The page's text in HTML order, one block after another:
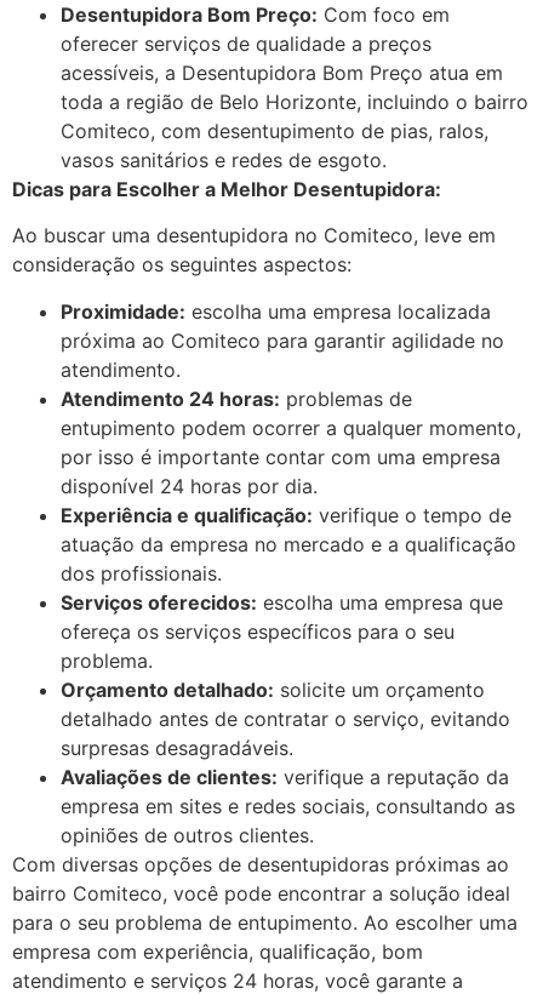
Desentupidora Bom Preço: Com foco em
oferecer serviços de qualidade a preços
acessíveis, a Desentupidora Bom Preço atua em
toda a região de Belo Horizonte, incluindo o bairro
Comiteco, com desentupimento de pias, ralos,
vasos sanitários e redes de esgoto.
Dicas para Escolher a Melhor Desentupidora:
Ao buscar uma desentupidora no Comiteco, leve em
consideração os seguintes aspectos:
Proximidade: escolha uma empresa localizada
próxima ao Comiteco para garantir agilidade no
atendimento.
Atendimento 24 horas: problemas de
entupimento podem ocorrer a qualquer momento,
por isso é importante contar com uma empresa
disponível 24 horas por dia.
Experiência e qualificação: verifique o tempo de
atuação da empresa no mercado e a qualificação
dos profissionais.
Serviços oferecidos: escolha uma empresa que
ofereça os serviços específicos para o seu
problema.
Orçamento detalhado: solicite um orçamento
detalhado antes de contratar o serviço, evitando
surpresas desagradáveis.
Avaliações de clientes: verifique a reputação da
empresa em sites e redes sociais, consultando as
opiniões de outros clientes.
Com diversas opções de desentupidoras próximas ao
bairro Comiteco, você pode encontrar a solução ideal
para o seu problema de entupimento. Ao escolher uma
empresa com experiência, qualificação, bom
atendimento e serviços 24 horas, você garante a